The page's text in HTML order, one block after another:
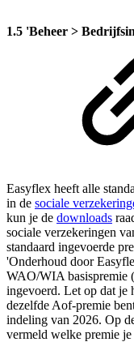
1.5 'Beheer >
Easyflex heeft alle
in de sociale
kun je de downloads
sociale verzekeringen
standaard ingevoerde
'Onderhoud door
WAO/WIA basispremie
ingevoerd. Let op dat je
dezelfde Aof-premie
indeling van 2026. Op
vermeld welke premie je